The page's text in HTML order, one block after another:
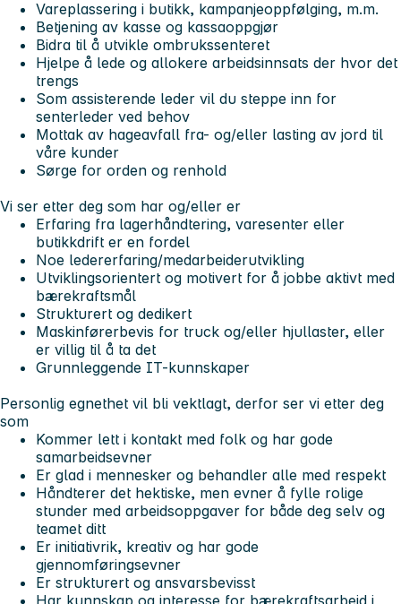
Vareplassering i butikk, kampanjeoppfølging, m.m.
Betjening av kasse og kassaoppgjør
Bidra til å utvikle ombrukssenteret
Hjelpe å lede og allokere arbeidsinnsats der hvor det
trengs
Som assisterende leder vil du steppe inn for
senterleder ved behov
Mottak av hageavfall fra- og/eller lasting av jord til
våre kunder
Sørge for orden og renhold
Vi ser etter deg som har og/eller er
Erfaring fra lagerhåndtering, varesenter eller
butikkdrift er en fordel
Noe ledererfaring/medarbeiderutvikling
Utviklingsorientert og motivert for å jobbe aktivt med
bærekraftsmål
Strukturert og dedikert
Maskinførerbevis for truck og/eller hjullaster, eller
er villig til å ta det
Grunnleggende IT-kunnskaper
Personlig egnethet vil bli vektlagt, derfor ser vi etter deg
som
Kommer lett i kontakt med folk og har gode
samarbeidsevner
Er glad i mennesker og behandler alle med respekt
Håndterer det hektiske, men evner å fylle rolige
stunder med arbeidsoppgaver for både deg selv og
teamet ditt
Er initiativrik, kreativ og har gode
gjennomføringsevner
Er strukturert og ansvarsbevisst
Har kunnskap og interesse for bærekraftsarbeid i